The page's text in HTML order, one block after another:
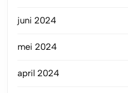
juni 2024
mei 2024
april 2024